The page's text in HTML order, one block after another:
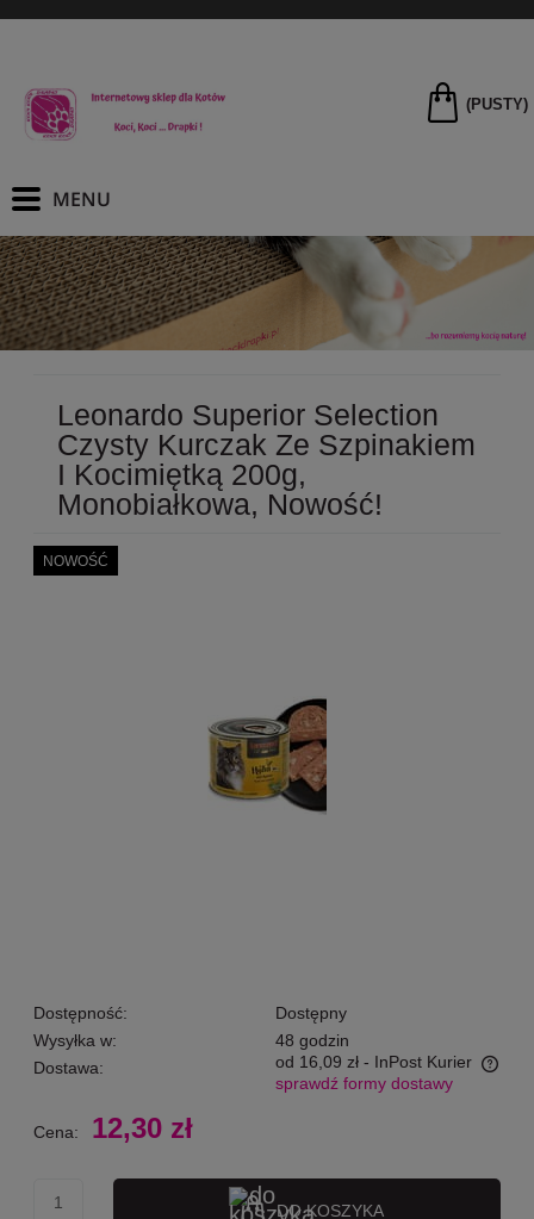
(PUSTY)
Leonardo Superior Selection
Czysty Kurczak Ze Szpinakiem
I Kocimiętką 200g,
Monobiałkowa, Nowość!
NOWOŚĆ
Dostępność:
Dostępny
Wysyłka w:
48 godzin
Dostawa:
od 16,09 zł - InPost Kurier
Cena nie zawiera ewentualnych kosztów płatności
sprawdź formy dostawy
Cena: 12,30 zł
DO KOSZYKA